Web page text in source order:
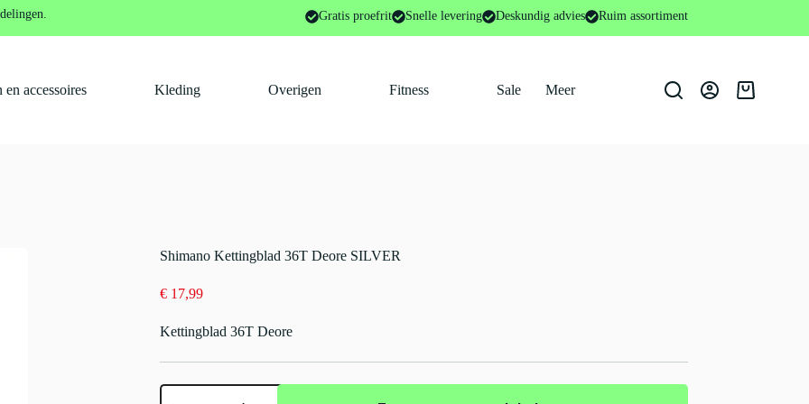
Gratis proefrit Snelle levering Deskundig advies Ruim assortiment
en accessoires Kleding Overigen Fitness Sale Meer
en cassettes Shimano Kettingblad 36T Deore SILVER
Shimano Kettingblad 36T Deore SILVER
€17,99
Kettingblad 36T Deore
Shimano